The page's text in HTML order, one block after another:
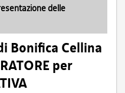
delle
Bonifica Cellina
per